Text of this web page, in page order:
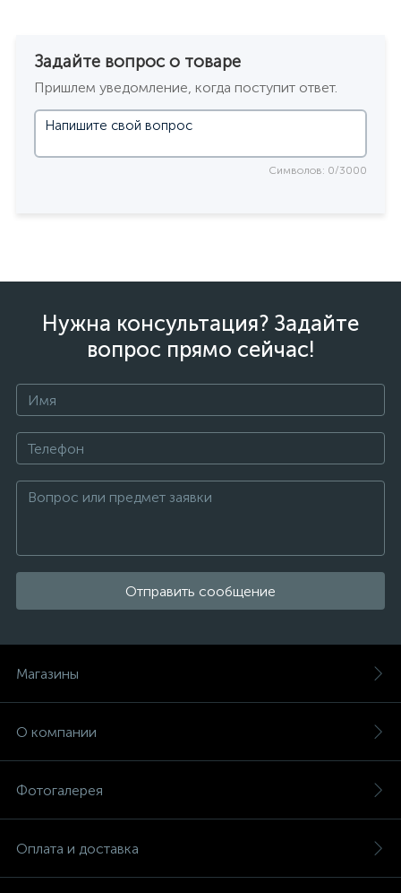
Задайте вопрос о товаре
Пришлем уведомление, когда поступит ответ.
Символов: 0/3000
Нужна консультация? Задайте
вопрос прямо сейчас!
Отправить сообщение
Магазины
О компании
Фотогалерея
Оплата и доставка